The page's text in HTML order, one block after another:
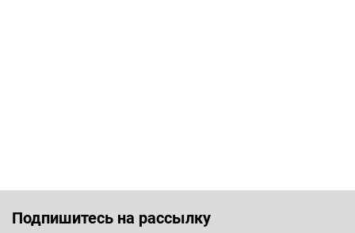
Подпишитесь на рассылку